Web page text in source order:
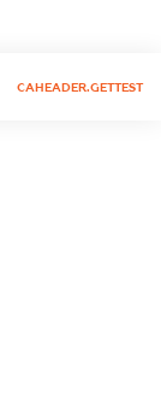
CAHEADER.GETTEST